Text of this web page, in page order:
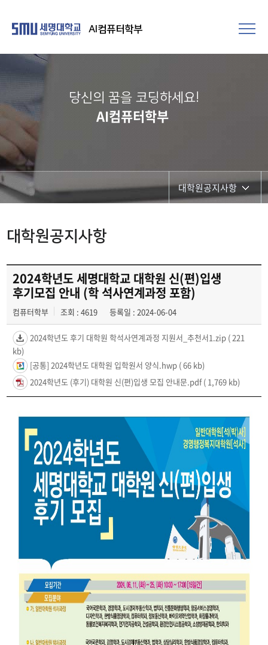
AI컴퓨터학부
당신의 꿈을 코딩하세요!
AI컴퓨터학부
대학원공지사항
대학원공지사항
2024학년도 세명대학교 대학원 신(편)입생
후기모집 안내 (학 석사연계과정 포함)
컴퓨터학부 조회 : 4619 등록일 : 2024-06-04
2024학년도 후기 대학원 학석사연계과정 지원서_추천서1.zip ( 221
kb)
[공통] 2024학년도 대학원 입학원서 양식.hwp ( 66 kb)
2024학년도 (후기) 대학원 신(편)입생 모집 안내문.pdf( 1,769 kb)